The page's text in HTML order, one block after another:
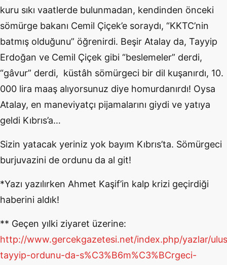
kuru sıkı vaatlerde bulunmadan, kendinden önceki
sömürge bakanı Cemil Çiçek’e soraydı, “KKTC’nin
batmış olduğunu” öğrenirdi. Beşir Atalay da, Tayyip
Erdoğan ve Cemil Çiçek gibi “beslemeler” derdi,
“gâvur” derdi, küstâh sömürgeci bir dil kuşanırdı, 10.
000 lira maaş alıyorsunuz diye homurdanırdı! Oysa
Atalay, en maneviyatçı pijamalarını giydi ve yatıya
geldi Kıbrıs’a…
Sizin yatacak yeriniz yok bayım Kıbrıs’ta. Sömürgeci
burjuvazini de ordunu da al git!
*Yazı yazılırken Ahmet Kaşif’in kalp krizi geçirdiği
haberini aldık!
** Geçen yılki ziyaret üzerine:
http://www.gercekgazetesi.net/index.php/yazlar/
tayyip-ordunu-da-s%C3%B6m%C3%BCrgeci-